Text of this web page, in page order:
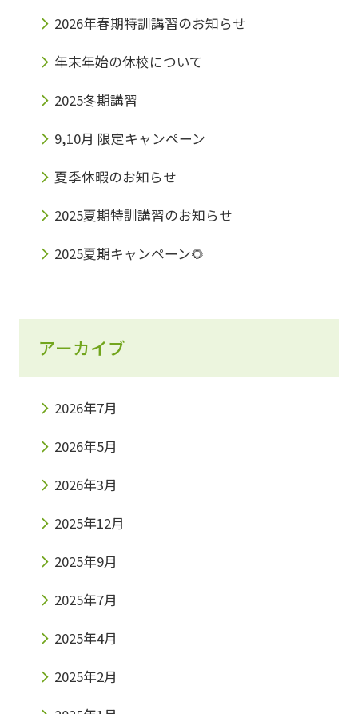
2026年春期特訓講習のお知らせ
年末年始の休校について
2025冬期講習
9,10月 限定キャンペーン
夏季休暇のお知らせ
2025夏期特訓講習のお知らせ
2025夏期キャンペーン🌻
アーカイブ
2026年7月
2026年5月
2026年3月
2025年12月
2025年9月
2025年7月
2025年4月
2025年2月